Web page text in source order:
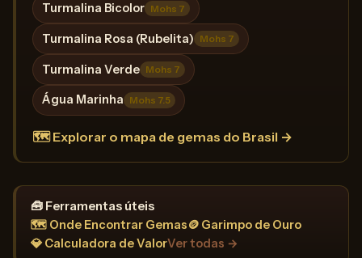
Turmalina Bicolor Mohs 7
Turmalina Rosa (Rubelita) Mohs 7
Turmalina Verde Mohs 7
Água Marinha Mohs 7.5
🗺️ Explorar o mapa de gemas do Brasil →
🧰 Ferramentas úteis
🗺️ Onde Encontrar Gemas🪙 Garimpo de Ouro
💎 Calculadora de ValorVer todas →